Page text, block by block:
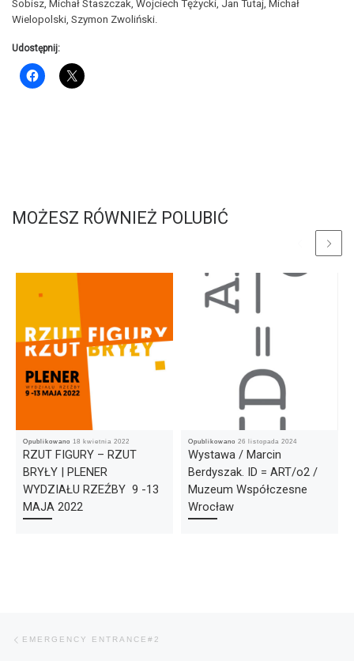
Sobisz, Michał Staszczak, Wojciech Tężycki, Jan Tutaj, Michał
Wielopolski, Szymon Zwoliński.
Udostępnij:
MOŻESZ RÓWNIEŻ POLUBIĆ
Opublikowano 18 kwietnia 2022
RZUT FIGURY – RZUT
BRYŁY | PLENER
WYDZIAŁU RZEŹBY 9 -13
MAJA 2022
Opublikowano 26 listopada 2024
Wystawa / Marcin
Berdyszak. ID = ART/o2 /
Muzeum Współczesne
Wrocław
EMERGENCY ENTRANCE#2